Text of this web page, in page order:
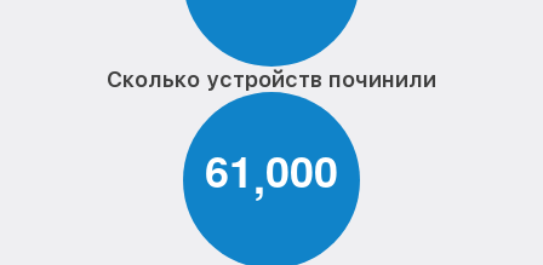
Сколько устройств починили
61,000